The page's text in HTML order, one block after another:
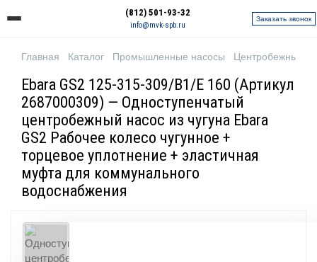
(812) 501-93-32
info@mvk-spb.ru
Заказать звонок
Главная Каталог Промышленные насосы Центробежные
Ebara GS2 125-315-309/B1/E 160 (Артикул
2687000309) — Одноступенчатый
центробежный насос из чугуна Ebara
GS2 Рабочее колесо чугунное +
торцевое уплотнение + эластичная
муфта для коммунального
водоснабжения